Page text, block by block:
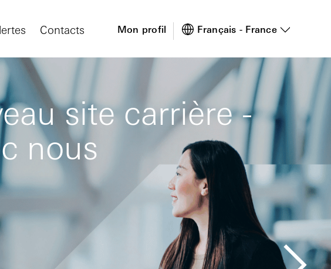
Contacts Mon profil Français - France
site carrière -
nous